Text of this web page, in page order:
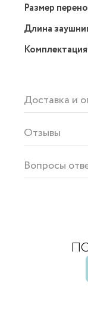
Размер
Длина
Комплектация
Доставка и
Отзывы
Вопросы